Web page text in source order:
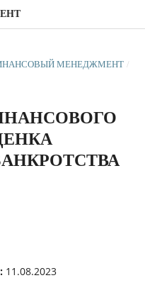
МЕНЕДЖМЕНТ /
11.08.2023